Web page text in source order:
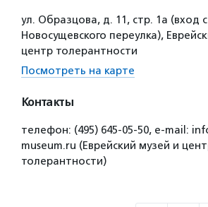
ул. Образцова, д. 11, стр. 1а (вход с
Новосущевского переулка),
центр толерантности
Посмотреть на карте
Контакты
телефон: (495) 645-05-50, e-mail:
museum.ru (Еврейский музей и
толерантности)